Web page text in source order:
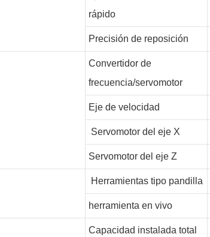
rápido
Precisión de reposición
Convertidor de
frecuencia/servomotor
Eje de velocidad
Servomotor del eje X
Servomotor del eje Z
Herramientas tipo pandilla
herramienta en vivo
Capacidad instalada total